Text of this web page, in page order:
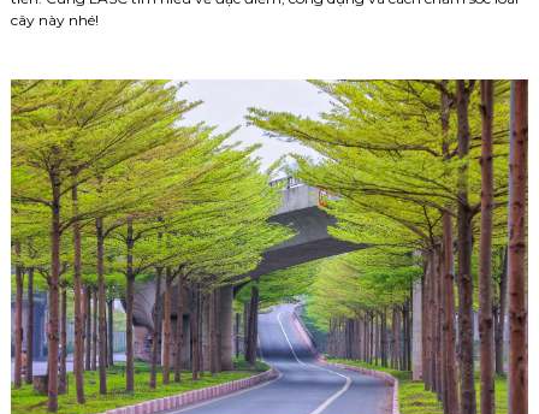
cây này nhé!